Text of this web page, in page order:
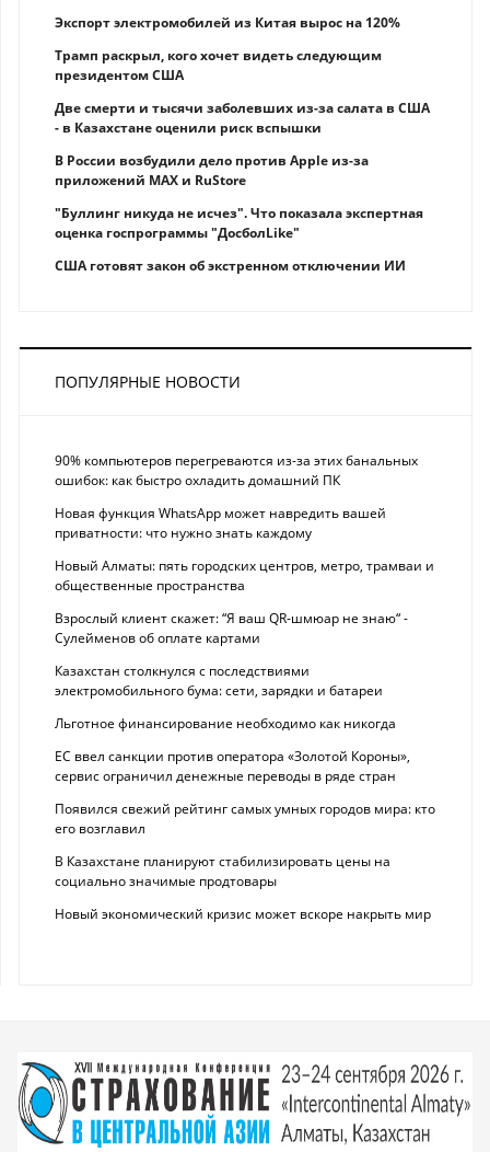
Экспорт электромобилей из Китая вырос на 120%
Трамп раскрыл, кого хочет видеть следующим
президентом США
Две смерти и тысячи заболевших из-за салата в США
- в Казахстане оценили риск вспышки
В России возбудили дело против Apple из-за
приложений MAX и RuStore
"Буллинг никуда не исчез". Что показала экспертная
оценка госпрограммы "ДосболLike"
США готовят закон об экстренном отключении ИИ
ПОПУЛЯРНЫЕ НОВОСТИ
90% компьютеров перегреваются из-за этих банальных
ошибок: как быстро охладить домашний ПК
Новая функция WhatsApp может навредить вашей
приватности: что нужно знать каждому
Новый Алматы: пять городских центров, метро, трамваи и
общественные пространства
Взрослый клиент скажет: “Я ваш QR-шмюар не знаю“ -
Сулейменов об оплате картами
Казахстан столкнулся с последствиями
электромобильного бума: сети, зарядки и батареи
Льготное финансирование необходимо как никогда
ЕС ввел санкции против оператора «Золотой Короны»,
сервис ограничил денежные переводы в ряде стран
Появился свежий рейтинг самых умных городов мира: кто
его возглавил
В Казахстане планируют стабилизировать цены на
социально значимые продтовары
Новый экономический кризис может вскоре накрыть мир